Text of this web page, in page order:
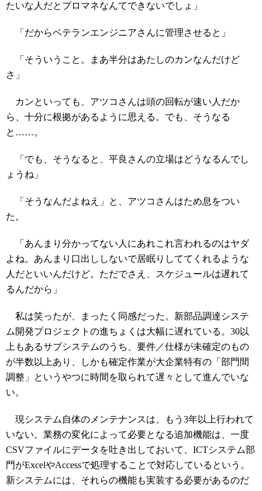
たいな人だとプロマネなんてできないでしょ」
「だからベテランエンジニアさんに管理させると」
「そういうこと。まあ半分はあたしのカンなんだけど
さ」
カンといっても、アツコさんは頭の回転が速い人だか
ら、十分に根拠があるように思える。でも、そうなる
と……。
「でも、そうなると、平良さんの立場はどうなるんでし
ょうね」
「そうなんだよねえ」と、アツコさんはため息をつい
た。
「あんまり分かってない人にあれこれ言われるのはヤダ
よね。あんまり口出ししないで居眠りしててくれるような
人だといいんだけど。ただでさえ、スケジュールは遅れて
るんだから」
私は笑ったが、まったく同感だった。新部品調達システ
ム開発プロジェクトの進ちょくは大幅に遅れている。30以
上もあるサブシステムのうち、要件／仕様が未確定のもの
が半数以上あり、しかも確定作業が大企業特有の「部門間
調整」というやつに時間を取られて遅々として進んでいな
い。
現システム自体のメンテナンスは、もう3年以上行われて
いない。業務の変化によって必要となる追加機能は、一度
CSVファイルにデータを吐き出しておいて、ICTシステム部
門がExcelやAccessで処理することで対応しているという。
新システムには、それらの機能も実装する必要があるのだ